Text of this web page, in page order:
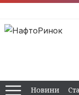
Новини